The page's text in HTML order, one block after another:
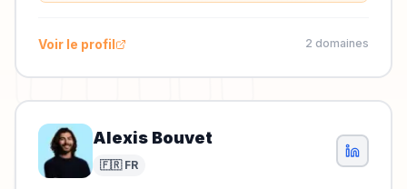
Voir le profil 2 domaines
Alexis Bouvet
🇫🇷 FR